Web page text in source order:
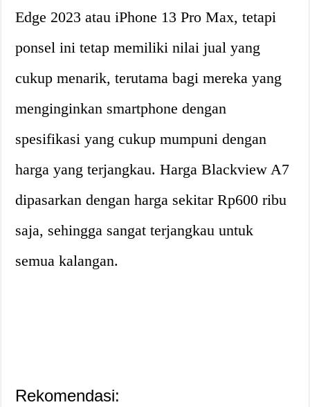
Edge 2023 atau iPhone 13 Pro Max, tetapi
ponsel ini tetap memiliki nilai jual yang
cukup menarik, terutama bagi mereka yang
menginginkan smartphone dengan
spesifikasi yang cukup mumpuni dengan
harga yang terjangkau. Harga Blackview A7
dipasarkan dengan harga sekitar Rp600 ribu
saja, sehingga sangat terjangkau untuk
semua kalangan.
Rekomendasi: